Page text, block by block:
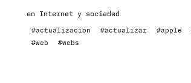
en Internet y sociedad
#actualizacion #actualizar #apple
#web
#webs